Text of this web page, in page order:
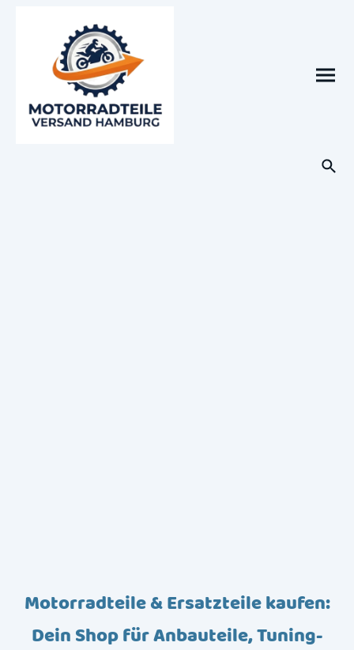
Motorradteile & Ersatzteile kaufen:
Dein Shop für Anbauteile, Tuning-